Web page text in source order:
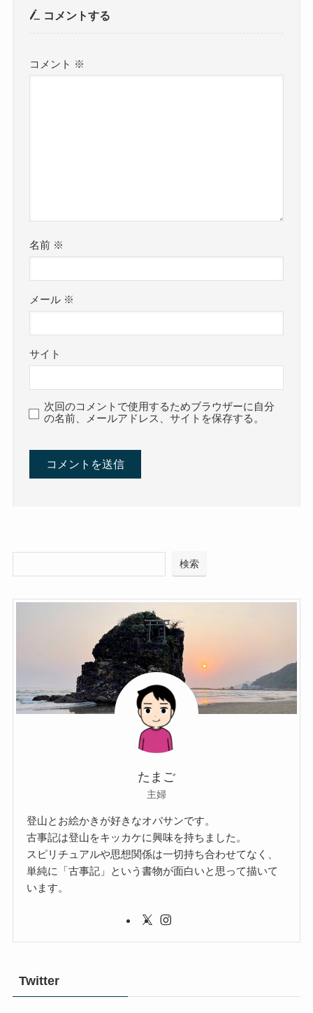
コメントする
コメント ※
名前 ※
メール ※
サイト
次回のコメントで使用するためブラウザーに自分
の名前、メールアドレス、サイトを保存する。
検索
たまご
主婦
登山とお絵かきが好きなオバサンです。
古事記は登山をキッカケに興味を持ちました。
スピリチュアルや思想関係は一切持ち合わせてなく、
単純に「古事記」という書物が面白いと思って描いて
います。
Twitter